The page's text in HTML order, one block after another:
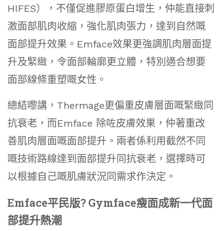
HIFES），不僅促進膠原蛋白增生，仲能直接刺
激面部肌肉收縮，強化肌肉張力，達到自然嘅
面部提升效果。Emface效果更強調肌肉層面提
升及緊緻，令面部輪廓更立體，特別適合想要
面部線條重塑嘅女性。
總結嚟講，Thermage更偏重皮膚層面嘅緊緻同
抗衰老，而Emface 除咗皮膚效果，仲著重改
善肌肉層面嘅面部提升。兩者係利用截然不同
嘅技術路線達到面部提升同抗衰老，選擇時可
以根據自己嘅肌膚狀況同需求作決定。
Emface平民版? Gymface瘦面成新一代面
部提升熱潮